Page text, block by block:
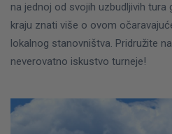
na jednoj od svojih uzbudljivih
kraju znati više o ovom
lokalnog stanovništva. Pridružite
neverovatno iskustvo turneje!